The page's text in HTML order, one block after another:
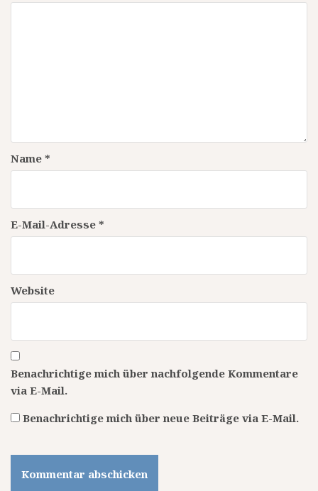
Name *
E-Mail-Adresse *
Website
Benachrichtige mich über nachfolgende Kommentare
via E-Mail.
Benachrichtige mich über neue Beiträge via E-Mail.